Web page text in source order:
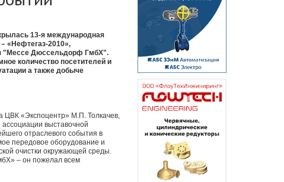
13-я международная
«Нефтегаз-2010»,
"Мессе Дюссельдорф ГмбХ".
количество посетителей и
а также добыче
ЦВК «Экспоцентр» М.П. Толкачев,
выставочной
отраслевого события в
передовое оборудование и
очистки окружающей среды.
– он пожелал всем